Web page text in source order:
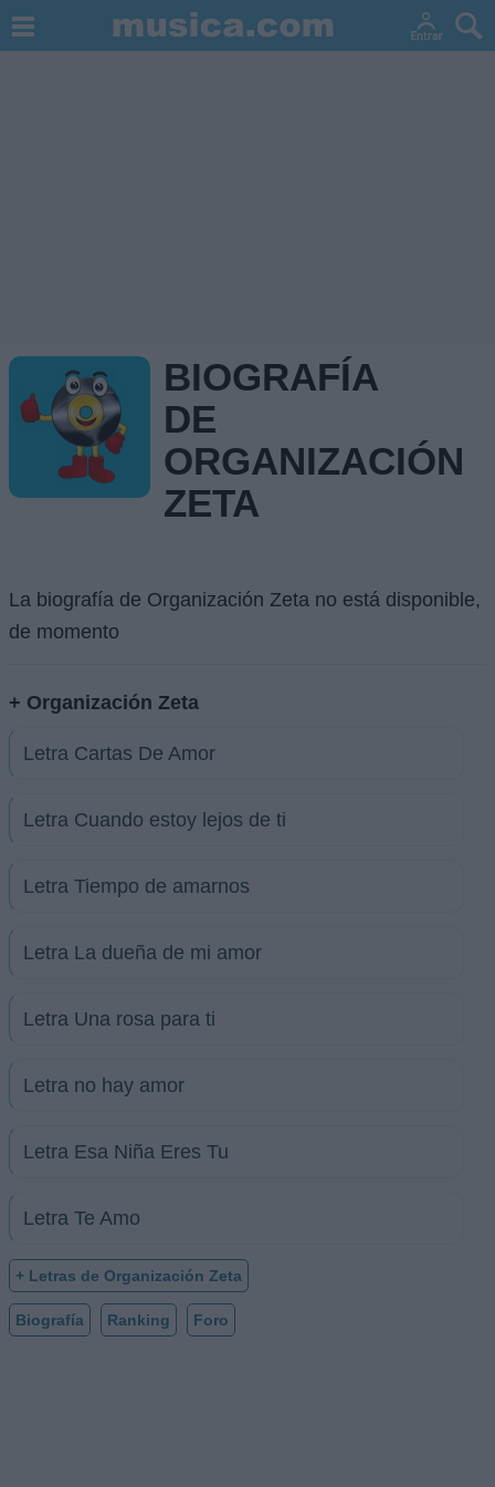
BIOGRAFÍA
DE
ORGANIZACIÓN
ZETA
La biografía de Organización Zeta no está disponible,
de momento
+ Organización Zeta
Letra Cartas De Amor
Letra Cuando estoy lejos de ti
Letra Tiempo de amarnos
Letra La dueña de mi amor
Letra Una rosa para ti
Letra no hay amor
Letra Esa Niña Eres Tu
Letra Te Amo
+ Letras de Organización Zeta
Biografía Ranking Foro